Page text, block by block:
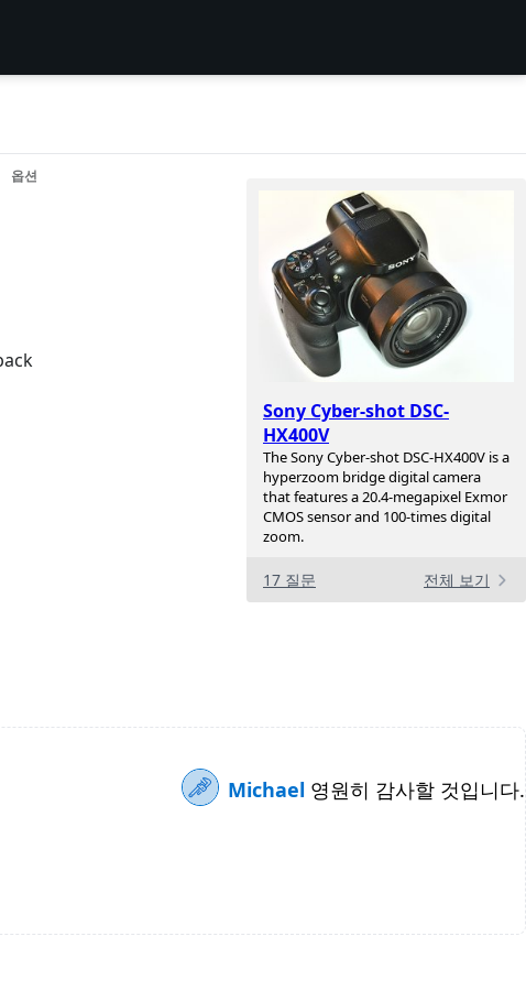
Sony Cyber-shot DSC-
HX400V
The Sony Cyber-shot DSC-HX400V is a
hyperzoom bridge digital camera
that features a 20.4-megapixel Exmor
CMOS sensor and 100-times digital
zoom.
17 질문 전체 보기
옵션
Michael 영원히 감사할 것입니다.